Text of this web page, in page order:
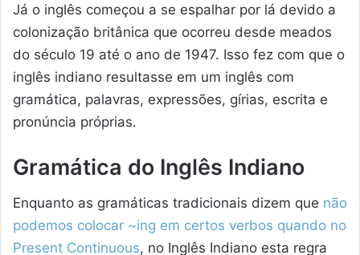
Já o inglês começou a se espalhar por lá devido a
colonização britânica que ocorreu desde meados
do século 19 até o ano de 1947. Isso fez com que o
inglês indiano resultasse em um inglês com
gramática, palavras, expressões, gírias, escrita e
pronúncia próprias.
Gramática do Inglês Indiano
Enquanto as gramáticas tradicionais dizem que não
podemos colocar ~ing em certos verbos quando no
Present Continuous, no Inglês Indiano esta regra